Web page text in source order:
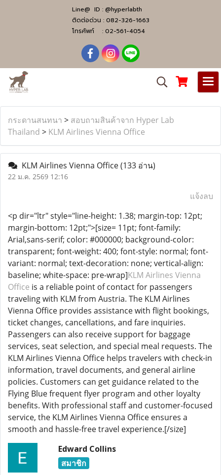
Line@ ID : @hyperlabth
ติดต่อด่วน : 082-326-1663
โทรศัพท์ : 02-561-4054
กระดานสนทนา > สอบถามสินค้าจาก Hyper Lab
Thailand > KLM Airlines Vienna Office
KLM Airlines Vienna Office(133 อ่าน)
22 ม.ค. 2569 12:16
แจ้งลบ
<p dir="ltr" style="line-height: 1.38; margin-top: 12pt;
margin-bottom: 12pt;">[size= 11pt; font-family:
Arial,sans-serif; color: #000000; background-color:
transparent; font-weight: 400; font-style: normal; font-
variant: normal; text-decoration: none; vertical-align:
baseline; white-space: pre-wrap]KLM Airlines Vienna
Office is a reliable point of contact for passengers
traveling with KLM from Austria. The KLM Airlines
Vienna Office provides assistance with flight bookings,
ticket changes, cancellations, and fare inquiries.
Passengers can also receive support for baggage
services, seat selection, and special meal requests. The
KLM Airlines Vienna Office helps travelers with check-in
information, travel documents, and general airline
policies. Customers can get guidance related to the
Flying Blue frequent flyer program and other loyalty
benefits. With professional staff and customer-focused
service, the KLM Airlines Vienna Office ensures a
smooth and hassle-free travel experience.[/size]
Edward Collins
สมาชิก